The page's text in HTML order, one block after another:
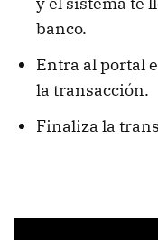
banco.
Entra al portal
la transacción.
Finaliza la